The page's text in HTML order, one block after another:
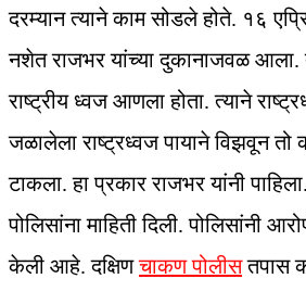
दरम्यान त्याने काम सोडले होते. १६
नशेत राजभर यांच्या दुकानाजवळ आला.
राष्ट्रीय ध्वज आणला होता. त्याने
जळालेला राष्ट्रध्वज पायाने विझवून तो
टाकला. हा प्रकार राजभर यांनी
पोलिसांना माहिती दिली. पोलिसांनी
केली आहे. दक्षिणचाकण पोलीसतपास